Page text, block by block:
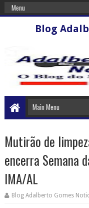
Blog
Mutirão de
encerra Semana
IMA/AL
Blog Adalberto Gomes